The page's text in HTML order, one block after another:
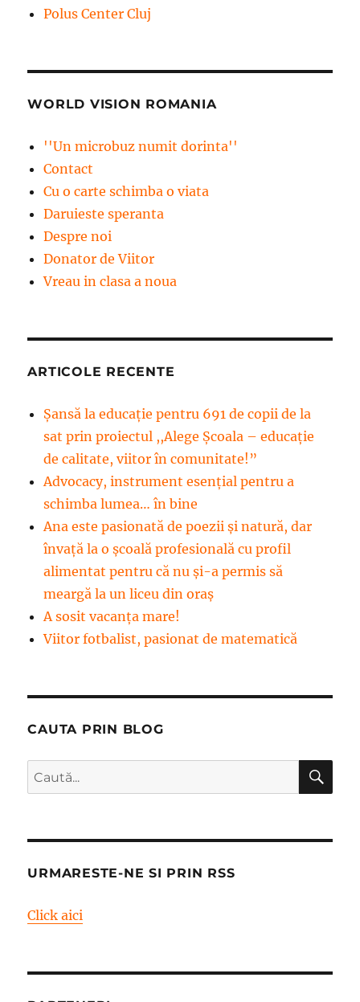
Polus Center Cluj
WORLD VISION ROMANIA
''Un microbuz numit dorinta''
Contact
Cu o carte schimba o viata
Daruieste speranta
Despre noi
Donator de Viitor
Vreau in clasa a noua
ARTICOLE RECENTE
Șansă la educație pentru 691 de copii de la
sat prin proiectul ,,Alege Școala – educație
de calitate, viitor în comunitate!”
Advocacy, instrument esenţial pentru a
schimba lumea… în bine
Ana este pasionată de poezii și natură, dar
învață la o școală profesională cu profil
alimentat pentru că nu și-a permis să
meargă la un liceu din oraș
A sosit vacanța mare!
Viitor fotbalist, pasionat de matematică
CAUTA PRIN BLOG
Caută
după:
URMARESTE-NE SI PRIN RSS
Click aici